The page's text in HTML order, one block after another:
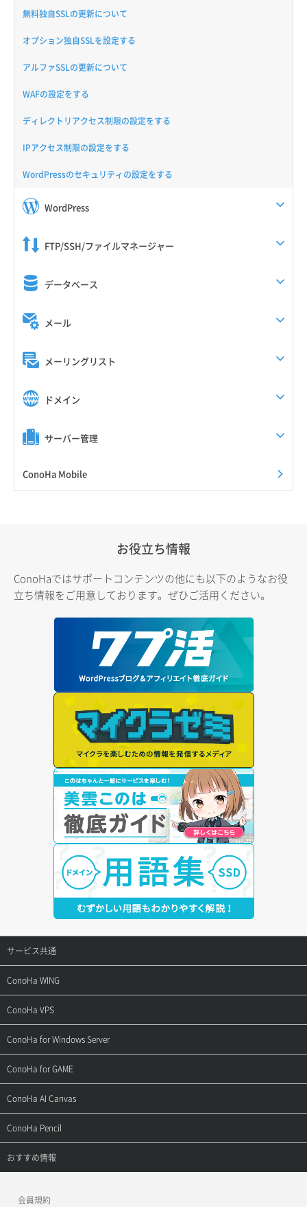
無料独自SSLの更新について
オプション独自SSLを設定する
アルファSSLの更新について
WAFの設定をする
ディレクトリアクセス制限の設定をする
IPアクセス制限の設定をする
WordPressのセキュリティの設定をする
WordPress
FTP/SSH/ファイルマネージャー
データベース
メール
メーリングリスト
ドメイン
サーバー管理
ConoHa Mobile
お役立ち情報
ConoHaではサポートコンテンツの他にも以下のようなお役
立ち情報をご用意しております。ぜひご活用ください。
サービス共通
サポートトップ
ご契約・お支払い
用語集
お問い合わせ
ConoHa WING
サポートトップ
ご利用ガイド
お乗り換えガイド
よくある質問
ConoHa VPS
サポートトップ
ご利用ガイド
APIドキュメントVPS2.0
APIドキュメントVPS3.0
ConoHa for Windows Server
サポートトップ
ご利用ガイド
APIドキュメントVPS2.0
APIドキュメントVPS3.0
ConoHa for GAME
サポートトップ
ご利用ガイド
ConoHa AI Canvas
サポートトップ
ご利用ガイド
ConoHa Pencil
サポートトップ
おすすめ情報
会員規約